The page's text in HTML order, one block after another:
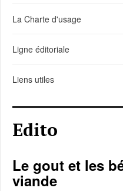
La Charte d'usage
Ligne éditoriale
Liens utiles
Edito
Le gout et les
viande